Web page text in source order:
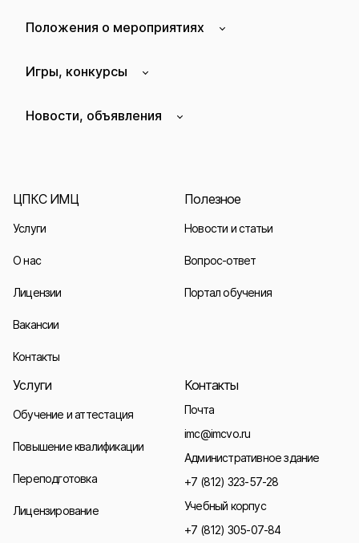
Положения о мероприятиях
Игры, конкурсы
Новости, объявления
ЦПКС ИМЦ
Услуги
О нас
Лицензии
Вакансии
Контакты
Полезное
Новости и статьи
Вопрос-ответ
Портал обучения
Услуги
Обучение и аттестация
Повышение квалификации
Переподготовка
Лицензирование
Контакты
Почта
imc@imcvo.ru
Административное здание
+7 (812) 323-57-28
Учебный корпус
+7 (812) 305-07-84